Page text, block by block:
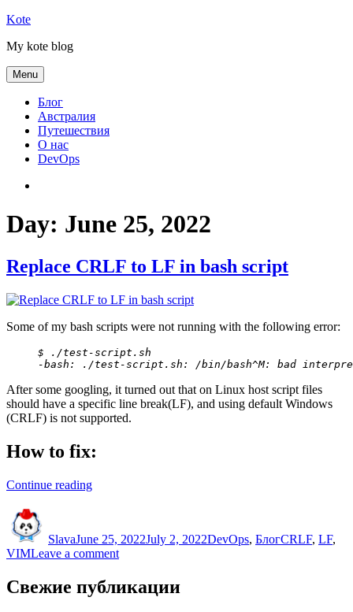
Skip
content
Kote
My kote blog
Menu
Блог
Австралия
Путешествия
О нас
DevOps
Day: June 25, 2022
Replace CRLF to LF in bash script
Some of my bash scripts were not running with the following error:
$ ./test-script.sh
-bash: ./test-script.sh: /bin/bash^M: bad
After some googling, it turned out that on Linux host script files
should have a specific line break(LF), and using default Windows
(CRLF) is not supported.
How to fix:
Continue reading“Replace
in
bash
SlavaJune 25, 2022July 2, 2022DevOps, БлогCRLF, LF,
VIMLeave a commenton
to
Свежие публикации